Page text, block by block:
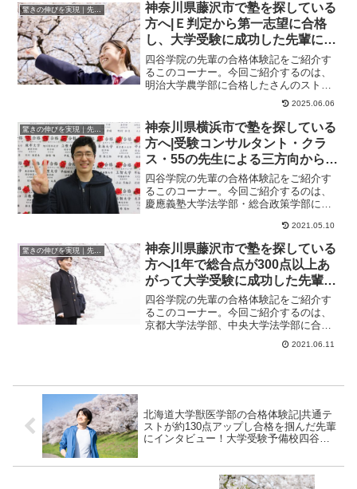
驚きの伸びを実現｜先輩列伝
神奈川県藤沢市で塾を探している
方へ|Ｅ判定から第一志望に合格
し、大学受験に成功した先輩にイ
ンタビュー！大学受験予備校四谷
学院
四谷学院の先輩の合格体験記をご紹介す
るこのコーナー。今回ご紹介するのは、
明治大学農学部に合格したさんのストー
リーです。対面授業と映像授業が魅力に
2025.06.06
神奈川県横浜市で塾を探している
方へ|受験コンサルタント・クラ
ス・55の先生による三方向からの
分析で総合点が190点もアップし
て大学受験に成功した先輩にイン
タビュー！大学受験予備校四谷学
四谷学院の先輩の合格体験記をご紹介す
るこのコーナー。今回ご紹介するのは、
慶應義塾大学法学部・総合政策学部に合
2021.05.10
驚きの伸びを実現｜先輩列伝
神奈川県藤沢市で塾を探している
方へ|1年で総合点が300点以上あ
がって大学受験に成功した先輩に
インタビュー！大学受験予備校四
谷学院
四谷学院の先輩の合格体験記をご紹介す
るこのコーナー。今回ご紹介するのは、
京都大学法学部、中央大学法学部に合格
したくんのストーリーです。1年で総合点
2021.06.11
北海道大学獣医学部の合格体験記|共通テ
ストが約130点アップし合格を掴んだ先輩
にインタビュー！大学受験予備校四谷学